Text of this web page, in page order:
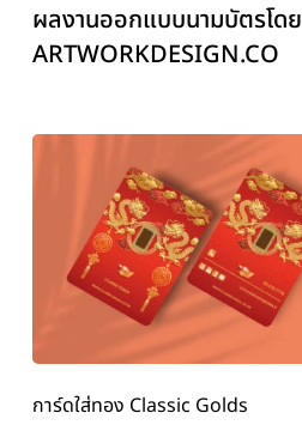
ผลงานออกแบบนามบัตรโดย
ARTWORKDESIGN.CO
การ์ดใส่ทอง Classic Golds